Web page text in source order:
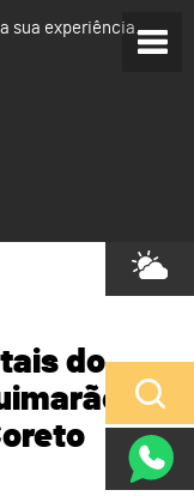
sua experiência.
do
|